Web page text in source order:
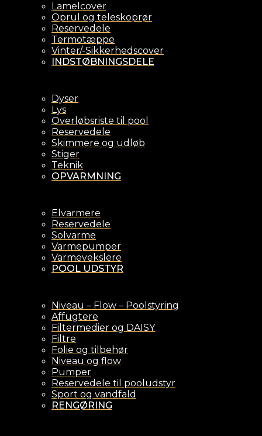
Lamelcover
Oprul og teleskoprør
Reservedele
Termotæppe
Vinter/-Sikkerhedscover
INDSTØBNINGSDELE
Dyser
Lys
Overløbsriste til pool
Reservedele
Skimmere og udløb
Stiger
Teknik
OPVARMNING
Elvarmere
Reservedele
Solvarme
Varmepumper
Varmevekslere
POOL UDSTYR
Niveau – Flow – Poolstyring
Affugtere
Filtermedier og DAISY
Filtre
Folie og tilbehør
Niveau og flow
Pumper
Reservedele til pooludstyr
Sport og vandfald
RENGØRING